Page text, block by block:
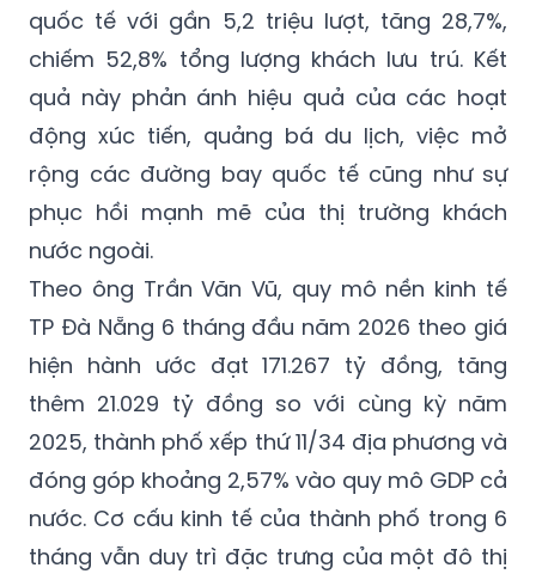
quốc tế với gần 5,2 triệu lượt, tăng 28,7%,
chiếm 52,8% tổng lượng khách lưu trú. Kết
quả này phản ánh hiệu quả của các hoạt
động xúc tiến, quảng bá du lịch, việc mở
rộng các đường bay quốc tế cũng như sự
phục hồi mạnh mẽ của thị trường khách
nước ngoài.
Theo ông Trần Văn Vũ, quy mô nền kinh tế
TP Đà Nẵng 6 tháng đầu năm 2026 theo giá
hiện hành ước đạt 171.267 tỷ đồng, tăng
thêm 21.029 tỷ đồng so với cùng kỳ năm
2025, thành phố xếp thứ 11/34 địa phương và
đóng góp khoảng 2,57% vào quy mô GDP cả
nước. Cơ cấu kinh tế của thành phố trong 6
tháng vẫn duy trì đặc trưng của một đô thị